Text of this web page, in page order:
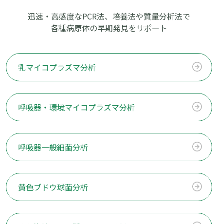
迅速・⾼感度なPCR法、培養法や質量分析法で
各種病原体の早期発見をサポート
乳マイコプラズマ分析
呼吸器・環境マイコプラズマ分析
呼吸器一般細菌分析
黄色ブドウ球菌分析